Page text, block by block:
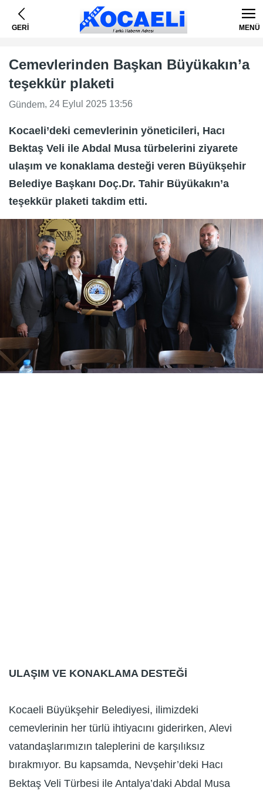
GERİ MENÜ
Cemevlerinden Başkan Büyükakın’a
teşekkür plaketi
Gündem, 24 Eylul 2025 13:56
Kocaeli’deki cemevlerinin yöneticileri, Hacı
Bektaş Veli ile Abdal Musa türbelerini ziyarete
ulaşım ve konaklama desteği veren Büyükşehir
Belediye Başkanı Doç.Dr. Tahir Büyükakın’a
teşekkür plaketi takdim etti.
ULAŞIM VE KONAKLAMA DESTEĞİ
Kocaeli Büyükşehir Belediyesi, ilimizdeki
cemevlerinin her türlü ihtiyacını giderirken, Alevi
vatandaşlarımızın taleplerini de karşılıksız
bırakmıyor. Bu kapsamda, Nevşehir’deki Hacı
Bektaş Veli Türbesi ile Antalya’daki Abdal Musa